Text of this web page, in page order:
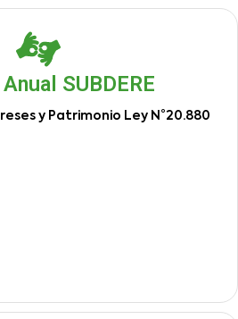
SUBDERE
y Patrimonio Ley N°20.880